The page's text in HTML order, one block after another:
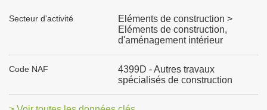
Secteur d'activité
Eléments de construction >
Eléments de construction,
d'aménagement intérieur
Code NAF
4399D - Autres travaux
spécialisés de construction